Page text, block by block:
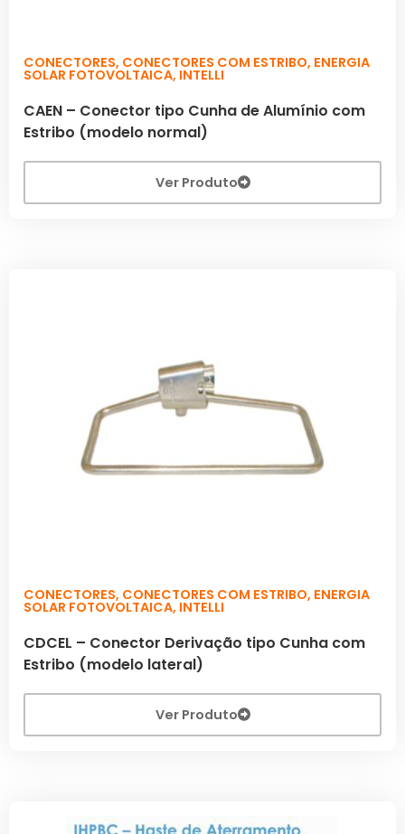
CONECTORES, CONECTORES COM ESTRIBO, ENERGIA
SOLAR FOTOVOLTAICA, INTELLI
CAEN – Conector tipo Cunha de Alumínio com
Estribo (modelo normal)
Ver Produto
CONECTORES, CONECTORES COM ESTRIBO, ENERGIA
SOLAR FOTOVOLTAICA, INTELLI
CDCEL – Conector Derivação tipo Cunha com
Estribo (modelo lateral)
Ver Produto